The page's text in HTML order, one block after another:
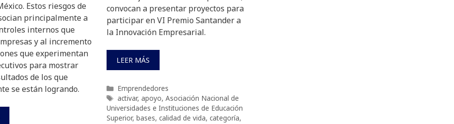
Estos riesgos de
principalmente a
internos que
y al incremento
que experimentan
para mostrar
de los que
se están logrando.
convocan a presentar proyectos para
participar en VI Premio Santander a
la Innovación Empresarial.
LEER MÁS
Categorías
Emprendedores
Etiquetas
activar, apoyo, Asociación Nacional de
Universidades e Instituciones de Educación
Superior, bases, calidad de vida, categoría,